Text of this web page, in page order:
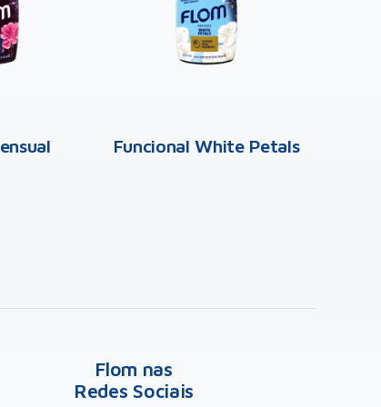
Funcional White Petals
Flom nas
Redes Sociais